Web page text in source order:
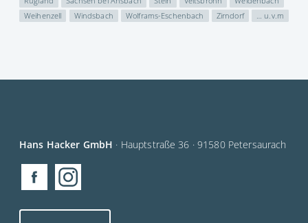
Weihenzell
Windsbach Wolframs-Eschenbach Zirndorf … u.v.m
Hans Hacker GmbH · Hauptstraße 36 · 91580 Petersaurach